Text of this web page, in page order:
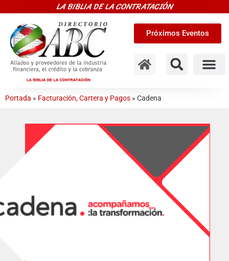
LA BIBLIA DE LA CONTRATACIÓN
Próximos Eventos
Portada » Facturación, Cartera y Pagos » Cadena